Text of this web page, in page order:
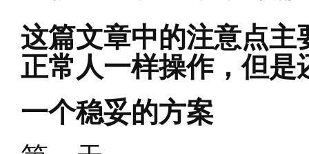
这篇文章中的注意点
正常人一样操作，但是
一个稳妥的方案